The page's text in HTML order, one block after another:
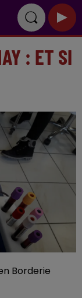
: ET SI
Borderie